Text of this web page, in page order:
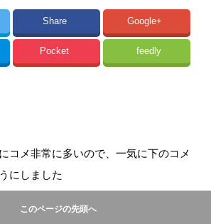
Share Google+
Pocket feedly
コメ非常に多いので、一気に下のコメ
にしました
このページの先頭へ